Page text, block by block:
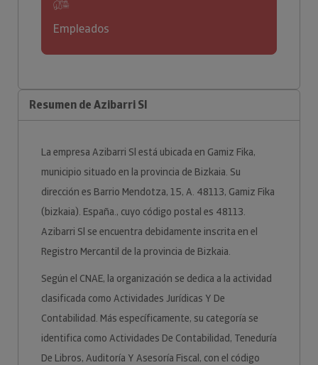
Empleados
Resumen de Azibarri Sl
La empresa Azibarri Sl está ubicada en Gamiz Fika,
municipio situado en la provincia de Bizkaia. Su
dirección es Barrio Mendotza, 15, A. 48113, Gamiz Fika
(bizkaia). España., cuyo código postal es 48113.
Azibarri Sl se encuentra debidamente inscrita en el
Registro Mercantil de la provincia de Bizkaia.
Según el CNAE, la organización se dedica a la actividad
clasificada como Actividades Jurídicas Y De
Contabilidad. Más específicamente, su categoría se
identifica como Actividades De Contabilidad, Teneduría
De Libros, Auditoría Y Asesoría Fiscal, con el código